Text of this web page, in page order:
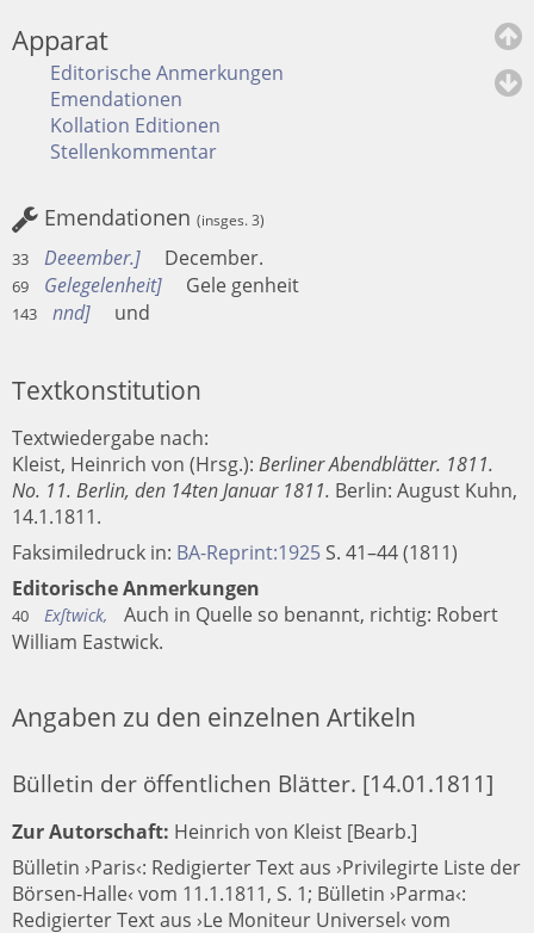
Apparat
Editorische Anmerkungen
Emendationen
Kollation Editionen
Stellenkommentar
Emendationen (insges. 3)
33 Deeember. December.
69 Gelegelenheit Gele genheit
143 nnd und
Textkonstitution
Textwiedergabe nach:
Kleist, Heinrich von (Hrsg.): Berliner Abendblätter. 1811.
No. 11. Berlin, den 14ten Januar 1811. Berlin: August Kuhn,
14.1.1811.
Faksimiledruck in: BA-Reprint:1925 S. 41–44 (1811)
Editorische Anmerkungen
40 Exſtwick,
Auch in Quelle so benannt, richtig: Robert
William Eastwick.
Angaben zu den einzelnen Artikeln
Bülletin der öffentlichen Blätter. [14.01.1811]
Zur Autorschaft: Heinrich von Kleist [Bearb.]
Bülletin ›Paris‹: Redigierter Text aus ›Privilegirte Liste der
Börsen-Halle‹ vom 11.1.1811, S. 1; Bülletin ›Parma‹:
Redigierter Text aus ›Le Moniteur Universel‹ vom